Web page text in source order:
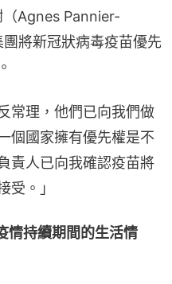
Agnes Pannier-
將新冠狀病毒疫苗優先
常理，他們已向我們做
個國家擁有優先權是不
責人已向我確認疫苗將
受。」
持續期間的生活情